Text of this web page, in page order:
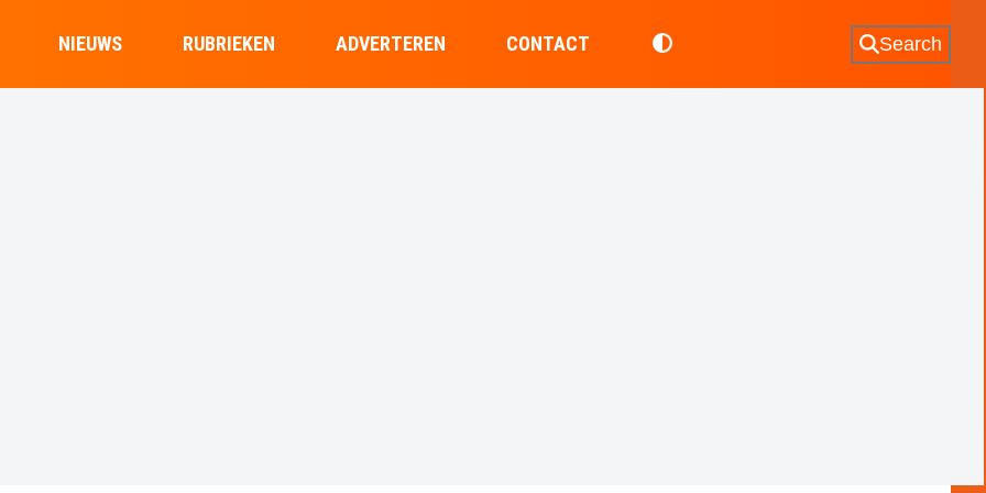
NIEUWS RUBRIEKEN ADVERTEREN CONTACT Search